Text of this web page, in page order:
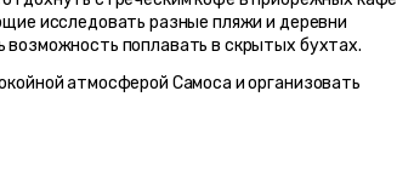
исследовать разные пляжи и деревни
возможность поплавать в скрытых бухтах.
атмосферой Самоса и организовать